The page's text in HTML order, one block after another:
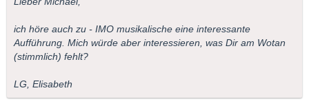
ich höre auch zu - IMO musikalische eine interessante
Aufführung. Mich würde aber interessieren, was Dir am Wotan
(stimmlich) fehlt?
LG, Elisabeth